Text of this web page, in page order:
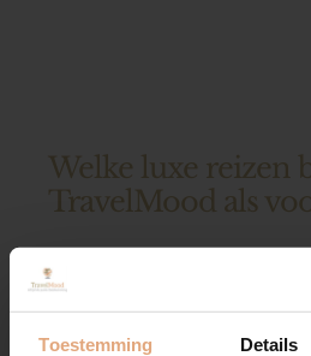
Toestemming Details
Welke luxe reizen
TravelMood als